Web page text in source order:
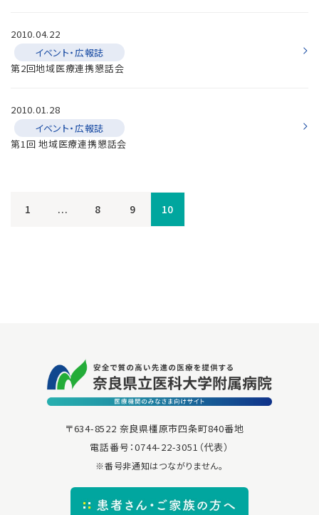
2010.04.22
イベント・広報誌
第2回地域医療連携懇話会
2010.01.28
イベント・広報誌
第1回 地域医療連携懇話会
1 ... 8 9 10
〒634-8522 奈良県橿原市四条町840番地
電話番号：0744-22-3051 （代表）
※番号非通知はつながりません。